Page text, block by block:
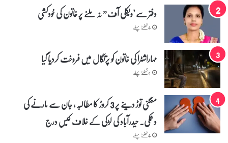
دفتر سے "ویکلی آف” نہ ملنے پر خاتون کی خودکشی
4 گھنٹے پہلے
مہاراشٹرا کی خاتون کو پرتگال میں فروخت کردیا گیا
4 گھنٹے پہلے
منگنی توڑ دینے پر 3 کروڑ کا مطالبہ ، جان سے مارنے کی
دھمکی۔ حیدرآباد کی لڑکی کے خلاف کیس درج
4 گھنٹے پہلے